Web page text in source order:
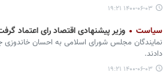
۱۴۰۰-۰۶-۰۳ ۱۹:۲۱
سیاست وزیر پیشنهادی اقتصاد رای اعتماد
نمایندگان مجلس شورای اسلامی به احسان
دادند.
۱۴۰۰-۰۶-۰۳ ۱۹:۲۱